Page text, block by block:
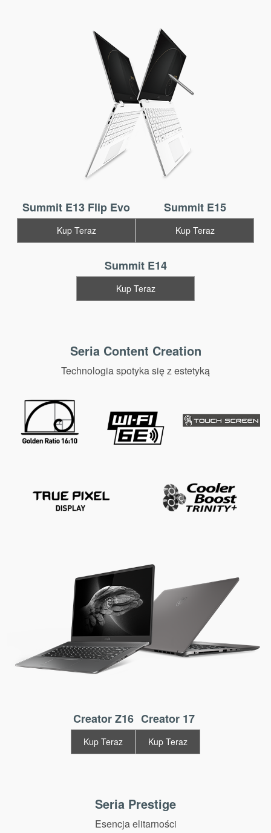
Summit E13 Flip Evo
Kup Teraz
Summit E15
Kup Teraz
Summit E14
Kup Teraz
Seria Content Creation
Technologia spotyka się z estetyką
Creator Z16
Kup Teraz
Creator 17
Kup Teraz
Seria Prestige
Esencja elitarności